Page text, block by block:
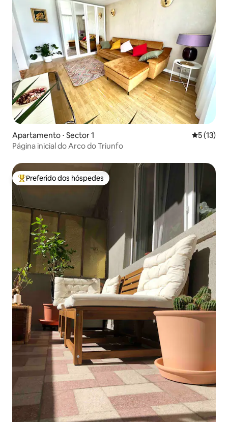
Apartamento ⋅ Sector 1 5 de uma
5 (13)
Página inicial do Arco do Triunfo
Entre os melhores preferidos dos hóspedes
Preferido dos hóspedes